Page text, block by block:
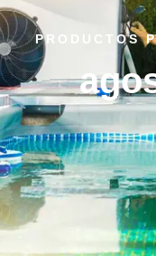
PRODUCTOS